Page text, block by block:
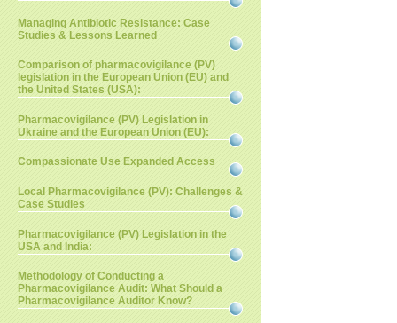
Managing Antibiotic Resistance: Case
Studies & Lessons Learned
Comparison of pharmacovigilance (PV)
legislation in the European Union (EU) and
the United States (USA):
Pharmacovigilance (PV) Legislation in
Ukraine and the European Union (EU):
Compassionate Use Expanded Access
Local Pharmacovigilance (PV): Challenges &
Case Studies
Pharmacovigilance (PV) Legislation in the
USA and India:
Methodology of Conducting a
Pharmacovigilance Audit: What Should a
Pharmacovigilance Auditor Know?